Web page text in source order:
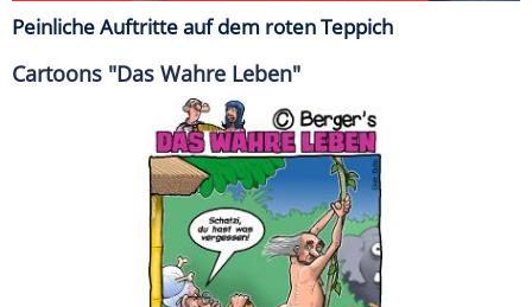
Peinliche Auftritte auf dem roten Teppich
Cartoons "Das Wahre Leben"